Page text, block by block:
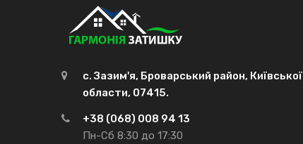
с. Зазим'я, Броварський район, Київської
области, 07415.
+38 (068) 008 94 13
Пн-Сб 8:30 до 17:30